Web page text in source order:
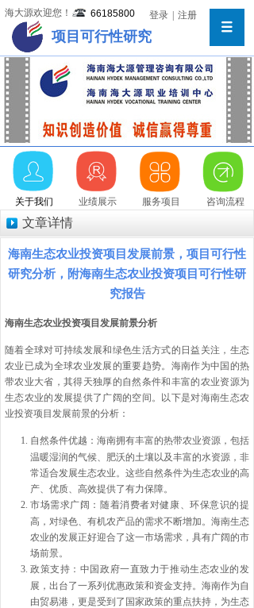
海大源欢迎您！ 66185800 登录 注册
项目可行性研究
业绩展示
关于我们 服务项目 咨询流程
文章详情
海南生态农业投资项目发展前景，项目可行性
研究分析，附海南生态农业投资项目可行性研
究报告
海南生态农业投资项目发展前景分析
随着全球对可持续发展和绿色生活方式的日益关注，生态
农业已成为全球农业发展的重要趋势。海南作为中国的热
带农业大省，其得天独厚的自然条件和丰富的农业资源为
生态农业的发展提供了广阔的空间。以下是对海南生态农
业投资项目发展前景的分析：
自然条件优越 ：海南拥有丰富的热带农业资源，包括
温暖湿润的气候、肥沃的土壤以及丰富的水资源，非
常适合发展生态农业。这些自然条件为生态农业的高
产、优质、高效提供了有力保障。
市场需求广阔 ：随着消费者对健康、环保意识的提
高，对绿色、有机农产品的需求不断增加。海南生态
农业的发展正好迎合了这一市场需求，具有广阔的市
场前景。
政策支持 ：中国政府一直致力于推动生态农业的发
展，出台了一系列优惠政策和资金支持。海南作为自
由贸易港，更是受到了国家政策的重点扶持，为生态